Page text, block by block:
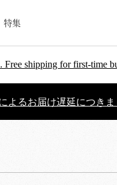
特集
shipping for first-time
よるお届け遅延につきま